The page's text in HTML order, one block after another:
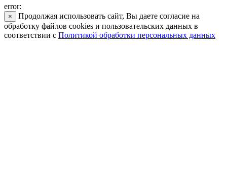
error:
×
Продолжая использовать сайт, Вы даете согласие на
обработку файлов cookies и пользовательских данных в
соответствии с Политикой обработки персональных данных